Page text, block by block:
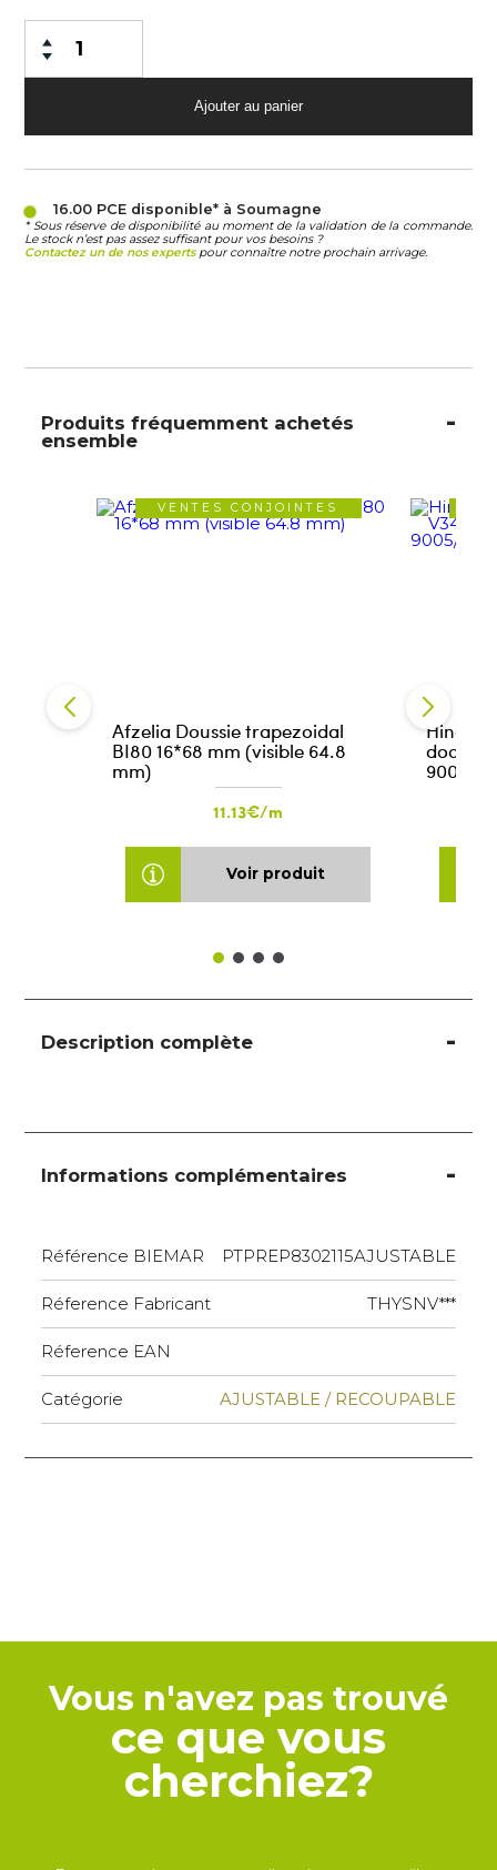
16.00 PCEdisponible* à Soumagne
* Sous réserve de disponibilité au moment de la validation de la commande.
Le stock n’est pas assez suffisant pour vos besoins ?
Contactez un de nos expertspour connaître notre prochain arrivage.
Produits fréquemment achetés
ensemble
VENTES CONJOINTES
Afzelia Doussie trapezoidal
BI80 16*68 mm (visible 64.8
mm)
11.13€/m
Voir produit
Hinge
door
9005/
Description complète
Informations complémentaires
Référence BIEMAR PTPREP8302115AJUSTABLE
Réference Fabricant THYSNV***
Réference EAN
Catégorie AJUSTABLE / RECOUPABLE
Vous n'avez pas trouvé
ce que vous
cherchiez?